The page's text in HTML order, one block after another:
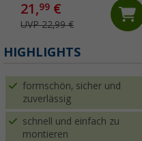
21,99 €
UVP 22,99 €
HIGHLIGHTS
formschön, sicher und
zuverlässig
schnell und einfach zu
montieren